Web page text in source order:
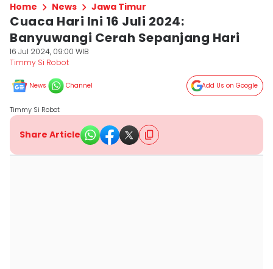
Home News Jawa Timur
Cuaca Hari Ini 16 Juli 2024:
Banyuwangi Cerah Sepanjang Hari
16 Jul 2024, 09:00 WIB
Timmy Si Robot
News Channel Add Us on Google
Timmy Si Robot
Share Article